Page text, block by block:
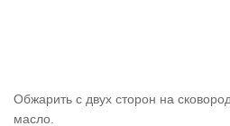
Обжарить с двух сторон на
масло.